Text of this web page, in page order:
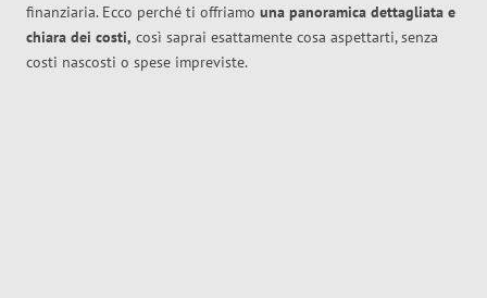
finanziaria. Ecco perché ti offriamo una panoramica dettagliata e
chiara dei costi, così saprai esattamente cosa aspettarti, senza
costi nascosti o spese impreviste.